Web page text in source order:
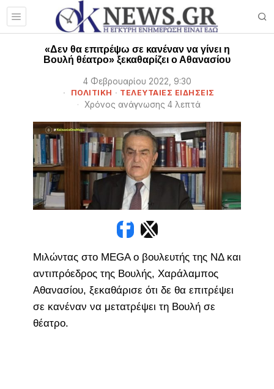
«Δεν θα επιτρέψω σε κανέναν να γίνει η
Βουλή θέατρο» ξεκαθαρίζει ο Αθανασίου
4 Φεβρουαρίου 2022, 9:30
ΠΟΛΙΤΙΚΗ · ΤΕΛΕΥΤΑΙΕΣ ΕΙΔΗΣΕΙΣ
Χρόνος ανάγνωσης 4 λεπτά
Μιλώντας στο MEGA ο βουλευτής της ΝΔ και
αντιπρόεδρος της Βουλής, Χαράλαμπος
Αθανασίου, ξεκαθάρισε ότι δε θα επιτρέψει
σε κανέναν να μετατρέψει τη Βουλή σε
θέατρο.